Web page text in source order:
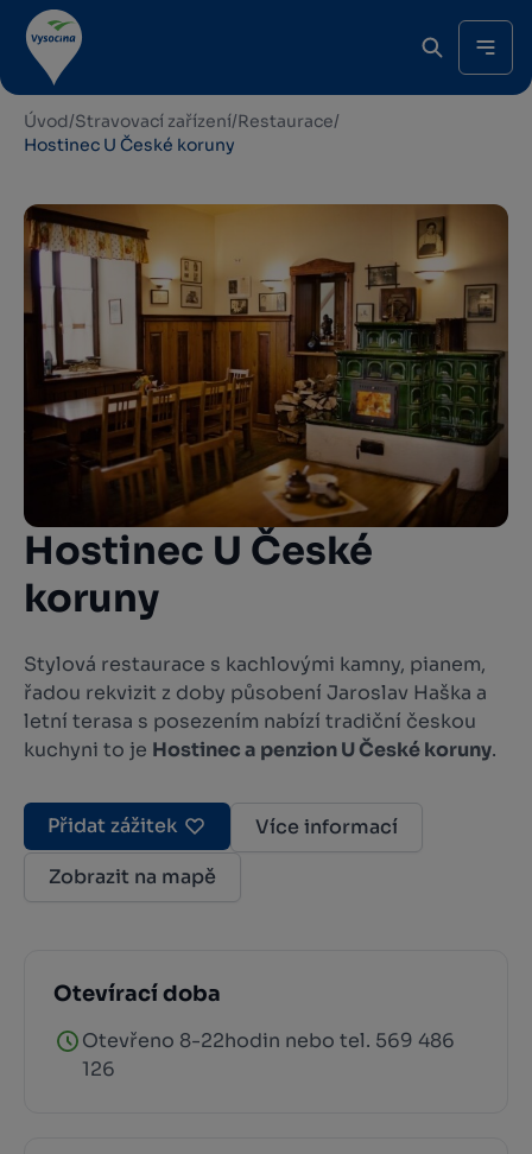
Úvod/Stravovací zařízení/Restaurace/
Hostinec U České koruny
Hostinec U České
koruny
Stylová restaurace s kachlovými kamny, pianem,
řadou rekvizit z doby působení Jaroslav Haška a
letní terasa s posezením nabízí tradiční českou
kuchyni to je Hostinec a penzion U České koruny.
Přidat zážitek
Více informací
Zobrazit na mapě
Otevírací doba
Otevřeno 8-22hodin nebo tel. 569 486
126